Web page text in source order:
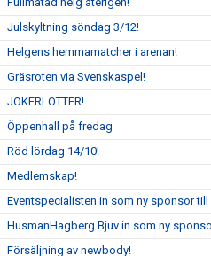
Julskyltning söndag 3/12!
Helgens hemmamatcher i arenan!
Gräsroten via Svenskaspel!
JOKERLOTTER!
Öppenhall på fredag
Röd lördag 14/10!
Medlemskap!
Eventspecialisten in som ny sponsor
HusmanHagberg Bjuv in som ny
Försäljning av newbody!